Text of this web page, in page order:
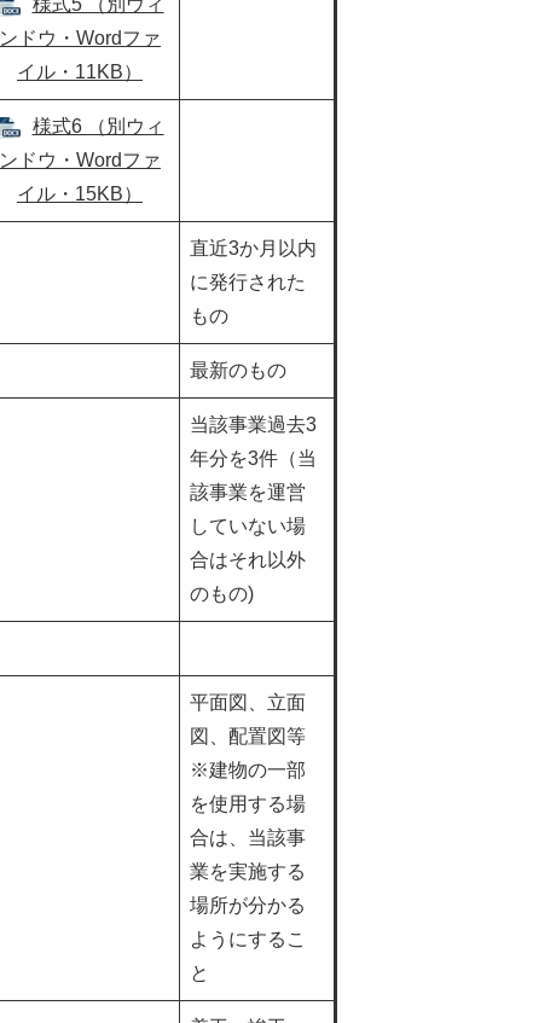
様式5 （別ウィ
ンドウ・Wordファ
イル・11KB）
様式6 （別ウィ
ンドウ・Wordファ
イル・15KB）
直近3か月以内
に発行された
もの
最新のもの
当該事業過去3
年分を3件（当
該事業を運営
していない場
合はそれ以外
のもの)
平面図、立面
図、配置図等
※建物の一部
を使用する場
合は、当該事
業を実施する
場所が分かる
ようにするこ
と